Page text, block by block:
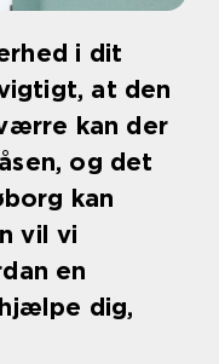
i dit
at den
kan der
og det
kan
vil vi
en
dig,